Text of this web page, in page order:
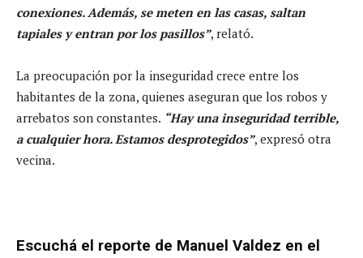
conexiones. Además, se meten en las casas, saltan
tapiales y entran por los pasillos”, relató.
La preocupación por la inseguridad crece entre los
habitantes de la zona, quienes aseguran que los robos y
arrebatos son constantes. “Hay una inseguridad terrible,
a cualquier hora. Estamos desprotegidos”, expresó otra
vecina.
Escuchá el reporte de Manuel Valdez en el